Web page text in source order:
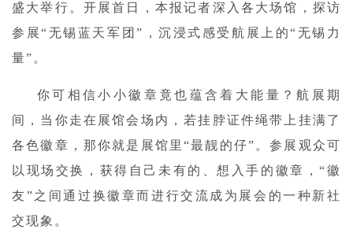
盛大举行。开展首日，本报记者深入各大场馆，探访
参展“无锡蓝天军团”，沉浸式感受航展上的“无锡力
量”。
你可相信小小徽章竟也蕴含着大能量？航展期
间，当你走在展馆会场内，若挂脖证件绳带上挂满了
各色徽章，那你就是展馆里“最靓的仔”。参展观众可
以现场交换，获得自己未有的、想入手的徽章，“徽
友”之间通过换徽章而进行交流成为展会的一种新社
交现象。